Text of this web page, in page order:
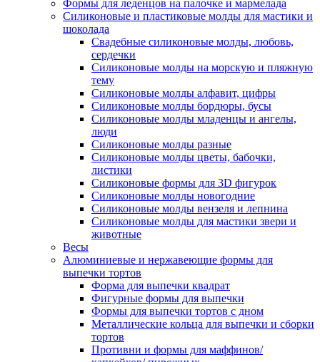
Формы для леденцов на палочке и мармелада
Силиконовые и пластиковые молды для мастики и
шоколада
Свадебные силиконовые молды, любовь,
сердечки
Силиконовые молды на морскую и пляжную
тему
Силиконовые молды алфавит, цифры
Силиконовые молды бордюры, бусы
Силиконовые молды младенцы и ангелы,
люди
Силиконовые молды разные
Силиконовые молды цветы, бабочки,
листики
Силиконовые формы для 3D фигурок
Силиконовые молды новогодние
Силиконовые молды вензеля и лепнина
Силиконовые молды для мастики звери и
животные
Весы
Алюминиевые и нержавеющие формы для
выпечки тортов
Форма для выпечки квадрат
Фигурные формы для выпечки
Формы для выпечки тортов с дном
Металлические кольца для выпечки и сборки
тортов
Противни и формы для маффинов/